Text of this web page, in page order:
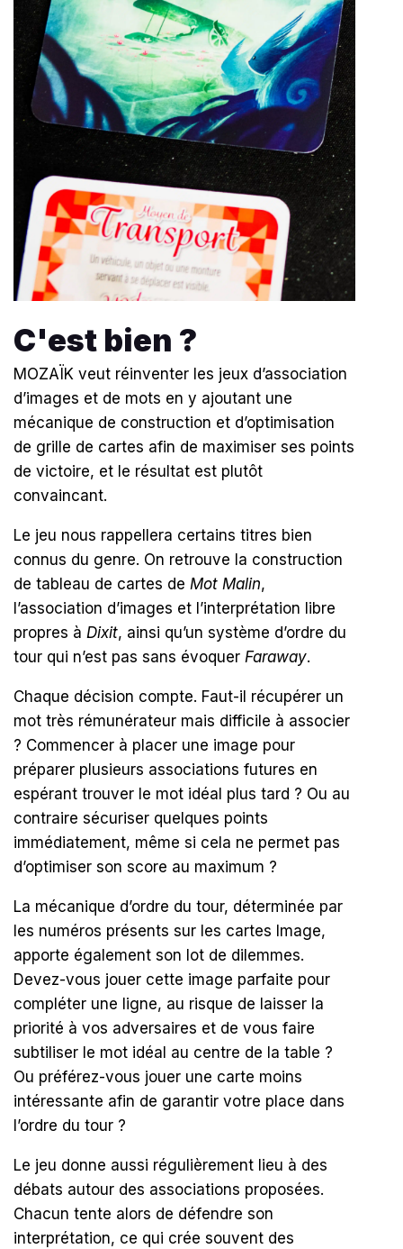
C'est bien ?
MOZAÏK veut réinventer les jeux d’association
d’images et de mots en y ajoutant une
mécanique de construction et d’optimisation
de grille de cartes afin de maximiser ses points
de victoire, et le résultat est plutôt
convaincant.
Le jeu nous rappellera certains titres bien
connus du genre. On retrouve la construction
de tableau de cartes de Mot Malin,
l’association d’images et l’interprétation libre
propres à Dixit, ainsi qu’un système d’ordre du
tour qui n’est pas sans évoquer Faraway.
Chaque décision compte. Faut-il récupérer un
mot très rémunérateur mais difficile à associer
? Commencer à placer une image pour
préparer plusieurs associations futures en
espérant trouver le mot idéal plus tard ? Ou au
contraire sécuriser quelques points
immédiatement, même si cela ne permet pas
d’optimiser son score au maximum ?
La mécanique d’ordre du tour, déterminée par
les numéros présents sur les cartes Image,
apporte également son lot de dilemmes.
Devez-vous jouer cette image parfaite pour
compléter une ligne, au risque de laisser la
priorité à vos adversaires et de vous faire
subtiliser le mot idéal au centre de la table ?
Ou préférez-vous jouer une carte moins
intéressante afin de garantir votre place dans
l’ordre du tour ?
Le jeu donne aussi régulièrement lieu à des
débats autour des associations proposées.
Chacun tente alors de défendre son
interprétation, ce qui crée souvent des